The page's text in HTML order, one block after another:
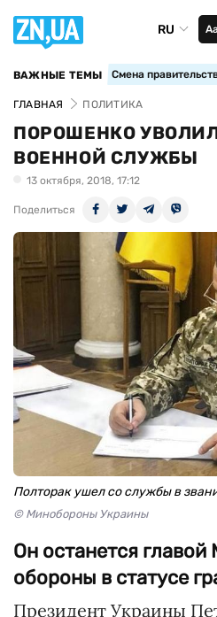
RU
ВАЖНЫЕ ТЕМЫ Смена
ГЛАВНАЯ ПОЛИТИКА
ПОРОШЕНКО
ВОЕННОЙ СЛУЖБЫ
13 октября, 2018, 17:12
Поделиться
Полторак ушел со службы в
© Минобороны Украины
Он останется главой
обороны в статусе
Президент Украины